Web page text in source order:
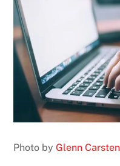
Photo byGlenn